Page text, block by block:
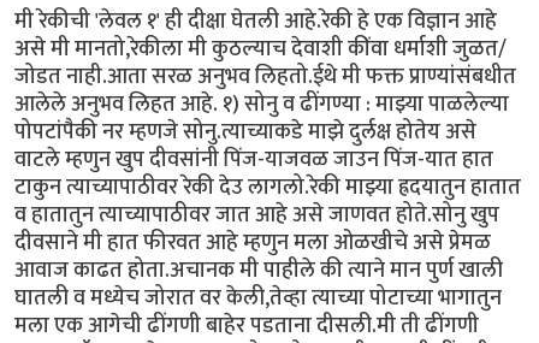
मी रेकीची 'लेवल १' ही दीक्षा घेतली आहे.रेकी हे एक विज्ञान आहे
असे मी मानतो,रेकीला मी कुठल्याच देवाशी कींवा धर्माशी जुळत/
जोडत नाही.आता सरळ अनुभव लिहतो.ईथे मी फक्त प्राण्यांसंबधीत
आलेले अनुभव लिहत आहे. १) सोनु व ढींगण्या : माझ्या पाळलेल्या
पोपटांपैकी नर म्हणजे सोनु.त्याच्याकडे माझे दुर्लक्ष होतेय असे
वाटले म्हणुन खुप दीवसांनी पिंज-याजवळ जाउन पिंज-यात हात
टाकुन त्याच्यापाठीवर रेकी देउ लागलो.रेकी माझ्या ह्रदयातुन हातात
व हातातुन त्याच्यापाठीवर जात आहे असे जाणवत होते.सोनु खुप
दीवसाने मी हात फीरवत आहे म्हणुन मला ओळखीचे असे प्रेमळ
आवाज काढत होता.अचानक मी पाहीले की त्याने मान पुर्ण खाली
घातली व मध्येच जोरात वर केली,तेव्हा त्याच्या पोटाच्या भागातुन
मला एक आगेची ढींगणी बाहेर पडताना दीसली.मी ती ढींगणी